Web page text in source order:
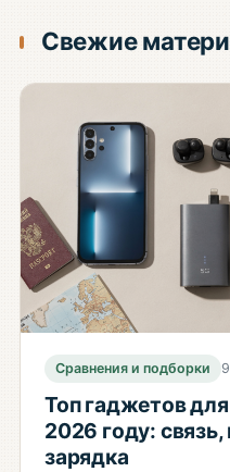
Свежие
Сравнения и подборки
Топ гаджетов
2026 году:
зарядка